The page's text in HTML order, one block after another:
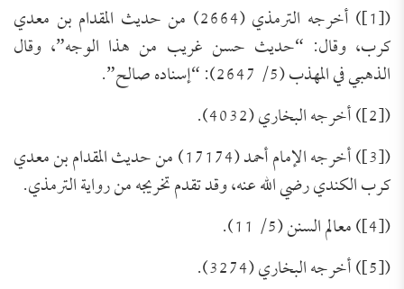
([1]) أخرجه الترمذي (2664) من حديث المقدام بن معدي
كرب، وقال: “حديث حسن غريب من هذا الوجه”، وقال
الذهبي في المهذب (5/ 2647): “إسناده صالح”.
([2]) أخرجه البخاري (4032).
([3]) أخرجه الإمام أحمد (17174) من حديث المقدام بن معدي
كرب الكندي رضي الله عنه، وقد تقدم تخريجه من رواية الترمذي.
([4]) معالم السنن (5/ 11).
([5]) أخرجه البخاري (3274).